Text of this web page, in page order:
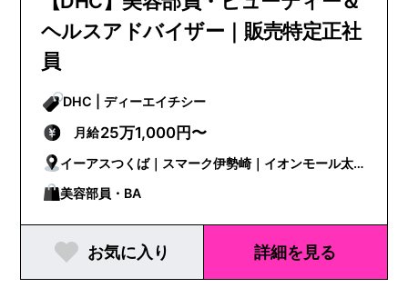
ヘルスアドバイザー｜販売特定正社
員
DHC | ディーエイチシー
月給25万1,000円〜
イーアスつくば｜スマーク伊勢崎｜イオンモール太
田｜ルミネ大宮｜浦和PARCO-パルコ-｜イオンレイ
クタウン｜アトレ川越｜グランエミオ所沢｜モラー
ジュ菖蒲｜イオンモール川口前川｜流山おおたかの
森S･C｜イオンモール成田｜ユニモちはら台｜京王
美容部員・BA
お気に入り 詳細を見る